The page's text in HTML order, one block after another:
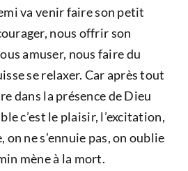
va venir faire son petit
nous offrir son
amuser, nous faire du
se relaxer. Car après tout
dans la présence de Dieu
c’est le plaisir, l’excitation,
on ne s’ennuie pas, on oublie
mène à la mort.